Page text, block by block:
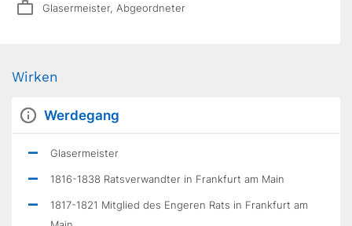
Glasermeister, Abgeordneter
Wirken
Werdegang
Glasermeister
1816-1838 Ratsverwandter in Frankfurt am Main
1817-1821 Mitglied des Engeren Rats in Frankfurt am